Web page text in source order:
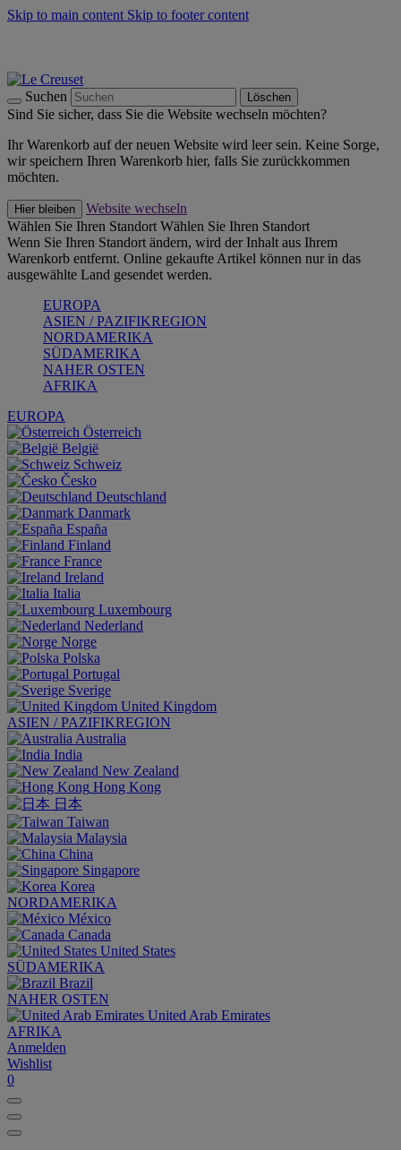
Skip to main content Skip to footer content
Suchen Löschen
Sind Sie sicher, dass Sie die Website wechseln möchten?
Ihr Warenkorb auf der neuen Website wird leer sein. Keine Sorge,
wir speichern Ihren Warenkorb hier, falls Sie zurückkommen
möchten.
Hier bleiben
Website wechseln
Wählen Sie Ihren Standort Wählen Sie Ihren Standort
Wenn Sie Ihren Standort ändern, wird der Inhalt aus Ihrem
Warenkorb entfernt. Online gekaufte Artikel können nur in das
ausgewählte Land gesendet werden.
EUROPA
ASIEN / PAZIFIKREGION
NORDAMERIKA
SÜDAMERIKA
NAHER OSTEN
AFRIKA
EUROPA
Österreich
België
Schweiz
Česko
Deutschland
Danmark
España
Finland
France
Ireland
Italia
Luxembourg
Nederland
Norge
Polska
Portugal
Sverige
United Kingdom
ASIEN / PAZIFIKREGION
Australia
India
New Zealand
Hong Kong
日本
Taiwan
Malaysia
China
Singapore
Korea
NORDAMERIKA
México
Canada
United States
SÜDAMERIKA
Brazil
NAHER OSTEN
United Arab Emirates
AFRIKA
Anmelden
Wishlist
0